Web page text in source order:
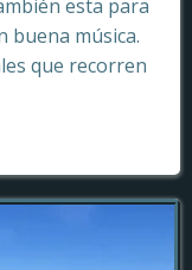
esta para
buena música.
que recorren